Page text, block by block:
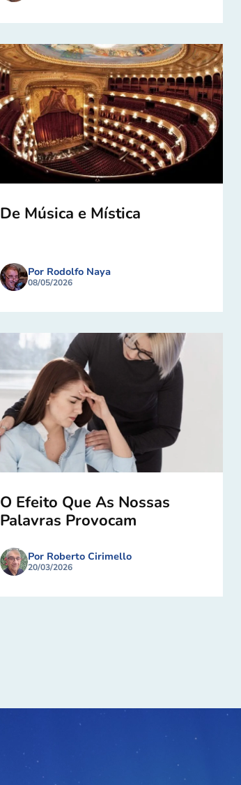
De Música e Mística
Por Rodolfo Naya
08/05/2026
O Efeito Que As Nossas
Palavras Provocam
Por Roberto Cirimello
20/03/2026